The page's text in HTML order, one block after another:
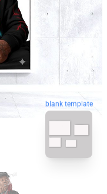
blank template